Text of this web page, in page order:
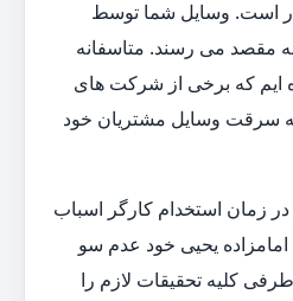
است. وسایل شما توسط
مقصد می رسند. متاسفانه
ایم که برخی از شرکت های
سرقت وسایل مشتریان خود
زمان استخدام کارگر اسباب
یحیی خود عدم سو
کلیه تحقیقات لازم را